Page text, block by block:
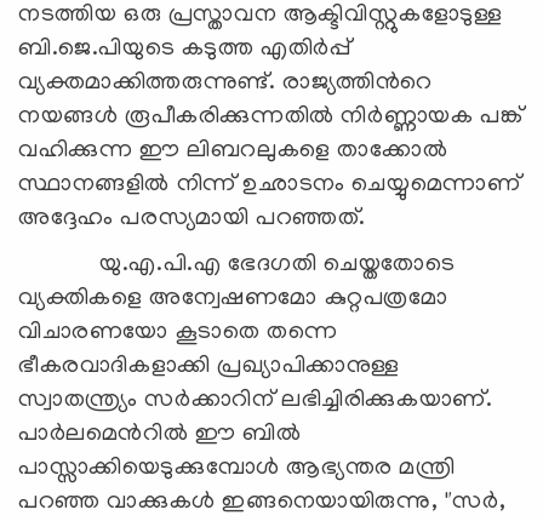
നടത്തിയ ഒരു പ്രസ്താവന ആക്ടിവിസ്റ്റുകളോടുള്ള
ബി.ജെ.പിയുടെ കടുത്ത എതിര്‍പ്പ്
വ്യക്തമാക്കിത്തരുന്നുണ്ട്. രാജ്യത്തിന്‍റെ
നയങ്ങള്‍ രൂപീകരിക്കുന്നതില്‍ നിര്‍ണ്ണായക പങ്ക്
വഹിക്കുന്ന ഈ ലിബറലുകളെ താക്കോല്‍
സ്ഥാനങ്ങളില്‍ നിന്ന് ഉഛാടനം ചെയ്യുമെന്നാണ്
അദ്ദേഹം പരസ്യമായി പറഞ്ഞത്.
യു.എ.പി.എ ഭേദഗതി ചെയ്തതോടെ
വ്യക്തികളെ അന്വേഷണമോ കുറ്റപത്രമോ
വിചാരണയോ കൂടാതെ തന്നെ
ഭീകരവാദികളാക്കി പ്രഖ്യാപിക്കാനുള്ള
സ്വാതന്ത്ര്യം സര്‍ക്കാറിന് ലഭിച്ചിരിക്കുകയാണ്.
പാര്‍ലമെന്‍റില്‍ ഈ ബില്‍
പാസ്സാക്കിയെടുക്കുമ്പോള്‍ ആഭ്യന്തര മന്ത്രി
പറഞ്ഞ വാക്കുകള്‍ ഇങ്ങനെയായിരുന്നു, "സര്‍,